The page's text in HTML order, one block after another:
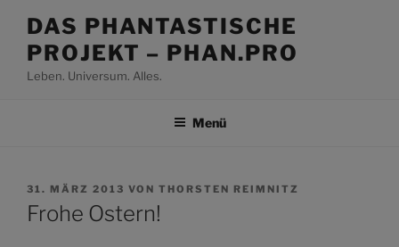
Inhalt
springen
DAS PHANTASTISCHE
PROJEKT – PHAN.PRO
Leben. Universum. Alles.
Menü
VERÖFFENTLICHT
AM
31. MÄRZ 2013 VON THORSTEN REIMNITZ
Frohe Ostern!